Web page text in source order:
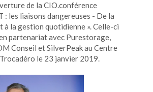
de la CIO.conférence
: les liaisons dangereuses - De la
à la gestion quotidienne ». Celle-ci
partenariat avec Purestorage,
Conseil et SilverPeak au Centre
le 23 janvier 2019.